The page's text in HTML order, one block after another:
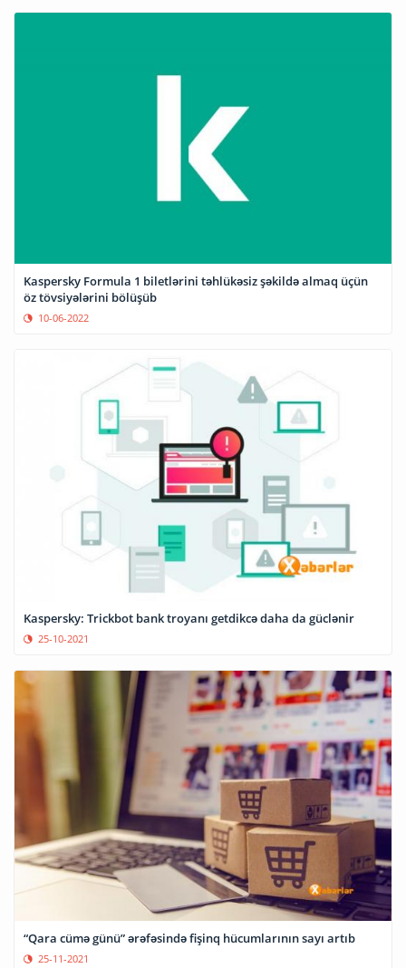
Kaspersky Formula 1 biletlərini təhlükəsiz şəkildə almaq üçün
öz tövsiyələrini bölüşüb
10-06-2022
Kaspersky: Trickbot bank troyanı getdikcə daha da güclənir
25-10-2021
“Qara cümə günü” ərəfəsində fişinq hücumlarının sayı artıb
25-11-2021